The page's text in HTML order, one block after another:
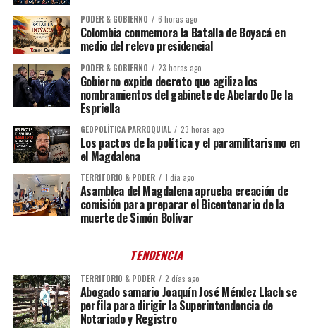
PODER & GOBIERNO 6 horas ago
Colombia conmemora la Batalla de Boyacá en
medio del relevo presidencial
PODER & GOBIERNO 23 horas ago
Gobierno expide decreto que agiliza los
nombramientos del gabinete de Abelardo De la
Espriella
GEOPOLÍTICA PARROQUIAL 23 horas ago
Los pactos de la política y el paramilitarismo en
el Magdalena
TERRITORIO & PODER 1 día ago
Asamblea del Magdalena aprueba creación de
comisión para preparar el Bicentenario de la
muerte de Simón Bolívar
TENDENCIA
TERRITORIO & PODER 2 días ago
Abogado samario Joaquín José Méndez Llach se
perfila para dirigir la Superintendencia de
Notariado y Registro